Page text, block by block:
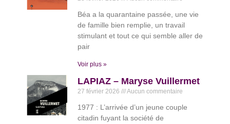
Béa a la quarantaine passée, une vie
de famille bien remplie, un travail
stimulant et tout ce qui semble aller de
pair
Voir plus »
LAPIAZ – Maryse Vuillermet
27 février 2026 Aucun commentaire
1977 : L’arrivée d’un jeune couple
citadin fuyant la société de